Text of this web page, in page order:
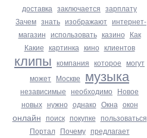
доставка заключается зарплату
Зачем знать изображают интернет-
магазин использовать казино Как
Какие картинка кино клиентов
клипы компания которое могут
может Москве музыка
независимые необходимо Новое
новых нужно однако Окна окон
онлайн поиск покупке пользоваться
Портал Почему предлагает